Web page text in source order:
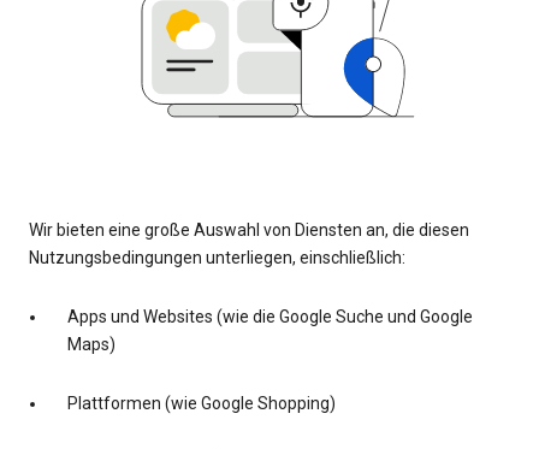
Wir bieten eine große Auswahl von Diensten an, die diesen
Nutzungsbedingungen unterliegen, einschließlich:
Apps und Websites (wie die Google Suche und Google
Maps)
Plattformen (wie Google Shopping)